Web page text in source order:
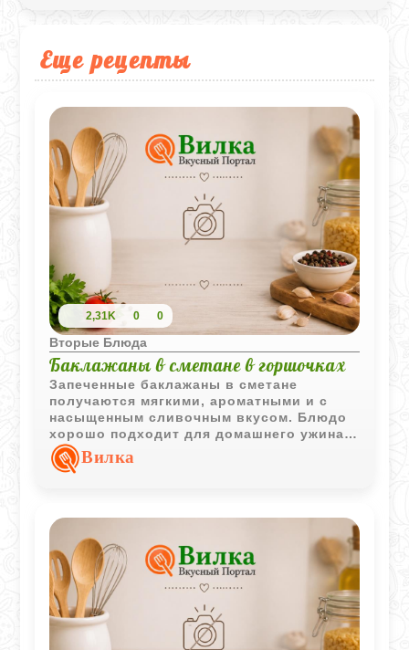
Еще рецепты
2,31K 0 0
Вторые Блюда
Баклажаны в сметане в горшочках
Запеченные баклажаны в сметане
получаются мягкими, ароматными и с
насыщенным сливочным вкусом. Блюдо
хорошо подходит для домашнего ужина и
подачи прямо в горшочках.
Вилка